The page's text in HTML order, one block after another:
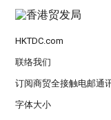
HKTDC.com
联络我们
订阅商贸全接触电邮通
字体大小